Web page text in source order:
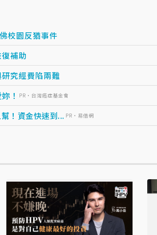
校園反猶事件
補助
究經費陷兩難
！
PR・台灣癌症基金會
！資金快速到... PR・易借網